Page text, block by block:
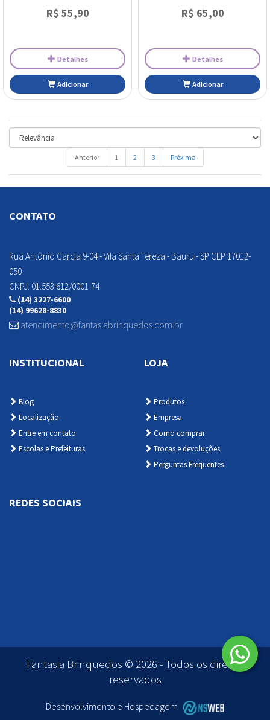
R$ 55,90
Detalhes
Adicionar
R$ 65,00
Detalhes
Anterior 1 2 3 Próxima
CONTATO
Rua Antônio Garcia 9-04 - Vila Santa Tereza - Bauru - SP CEP 17012-
050
CNPJ: 01.553.612/0001-74
(14) 3227-6600
(14) 99628-8830
atendimento@fantasiabrinquedos.com.br
INSTITUCIONAL
Blog
Localização
Entre em contato
Escolas e Prefeituras
LOJA
Produtos
Empresa
Como comprar
Trocas e devoluções
Perguntas Frequentes
REDES SOCIAIS
Fantasia Brinquedos © 2026 - Todos os direitos
reservados
Desenvolvimento e Hospedagem